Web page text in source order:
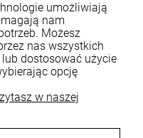
umożliwiają
nam
Możesz
nas wszystkich
dostosować użycie
opcję
w naszej